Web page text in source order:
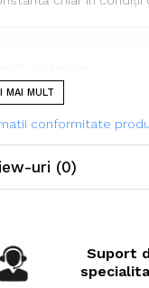
Dimensiune
profil
Indice de sarcină / viteză
Tip anvelopă
MAI MULT
conformitate
uri (0)
Suport